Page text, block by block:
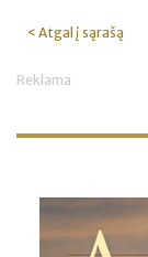
< Atgal į sąrašą
Reklama